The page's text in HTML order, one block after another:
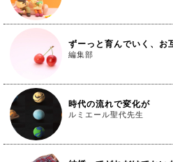
ずーっと育んでいく、お
編集部
時代の流れで変化が
ルミエール聖代先生